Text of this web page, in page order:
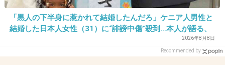
私はアンタの手間を省くために前の日までにお
願いしますって言ってるんだって分からないも
「黒人の下半身に惹かれて結婚したんだろ」ケニア人男性と
結婚した日本人女性（31）に“誹謗中傷”殺到…本人が語る、
2026年8月8日
Recommended by